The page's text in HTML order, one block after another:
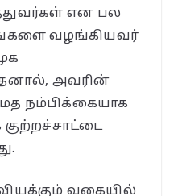
என பல
வழங்கியவர்
அவரின்
நம்பிக்கையாக
குற்றச்சாட்டை
வகையில்